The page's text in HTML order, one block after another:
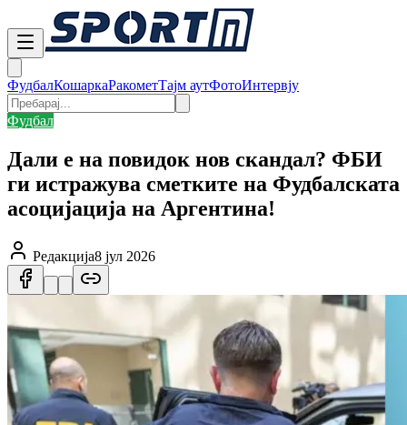
ФудбалКошаркаРакометТајм аутФотоИнтервју
Фудбал
Дали е на повидок нов скандал? ФБИ
ги истражува сметките на Фудбалската
асоцијација на Аргентина!
Редакција8 јул 2026